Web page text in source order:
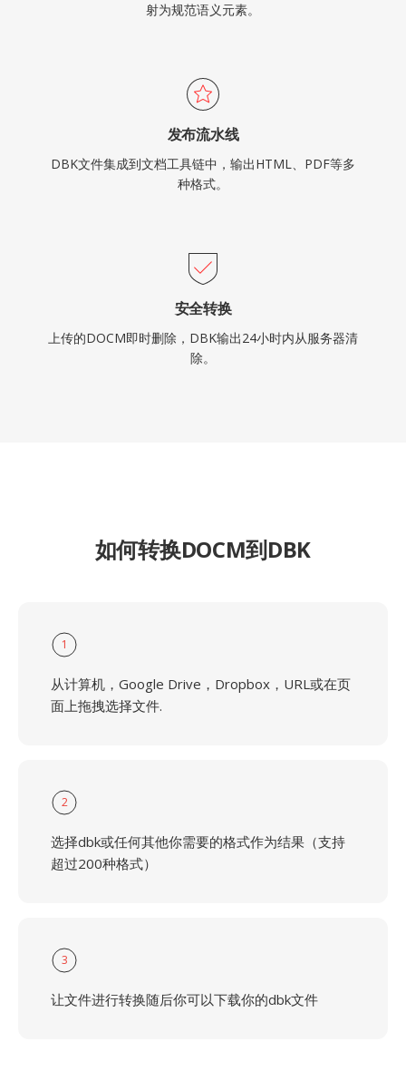
射为规范语义元素。
发布流水线
DBK文件集成到文档工具链中，输出HTML、PDF等多
种格式。
安全转换
上传的DOCM即时删除，DBK输出24小时内从服务器清
除。
如何转换DOCM到DBK
1
从计算机，Google Drive，Dropbox，URL或在页
面上拖拽选择文件.
2
选择dbk或任何其他你需要的格式作为结果（支持
超过200种格式）
3
让文件进行转换随后你可以下载你的dbk文件